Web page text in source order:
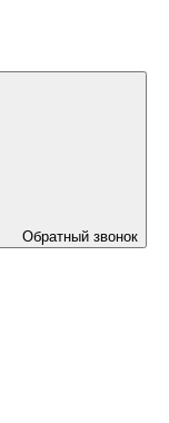
Обратный звонок